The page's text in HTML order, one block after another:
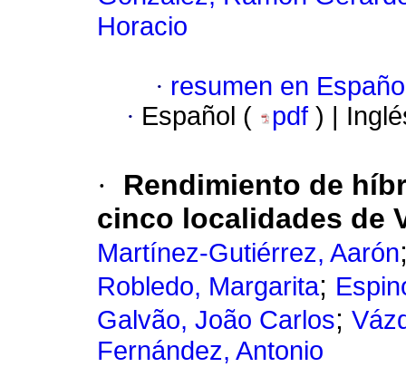
Horacio
· resumen en
· Español ( pdf ) |
·
Rendimiento de
cinco localidades de
Martínez-Gutiérrez, Aarón
Robledo, Margarita;
Galvão, João Carlos;
Fernández, Antonio